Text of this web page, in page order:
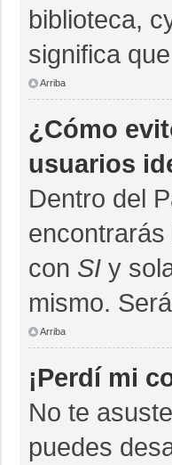
biblioteca,
significa
Arriba
¿Cómo
usuarios
Dentro del
encontrarás
con SI y
mismo.
Arriba
¡Perdí mi
No te
puedes